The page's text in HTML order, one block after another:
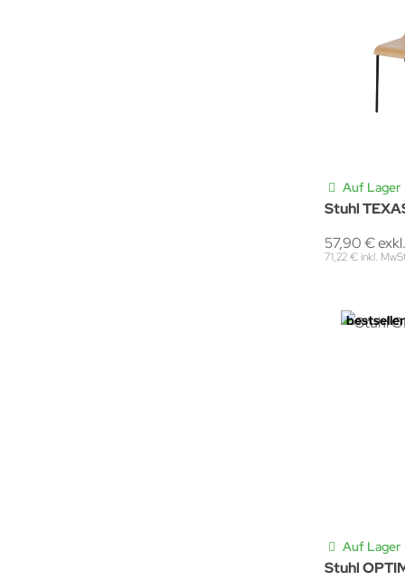
Auf Lager
Stuhl
57,90 €
71,22 € inkl.
bestseller
Auf Lager
Stuhl